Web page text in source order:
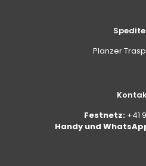
Planzer
Festnetz: +41
Handy und